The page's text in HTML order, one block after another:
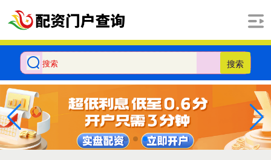
搜索